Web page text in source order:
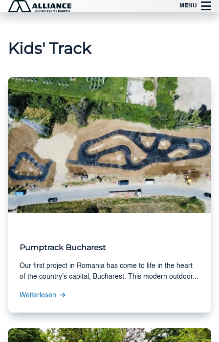
Zum
MENU
Kids' Track
Pumptrack Bucharest
Our first project in Romania has come to life in the heart
of the country’s capital, Bucharest. This modern outdoor...
Weiterlesen